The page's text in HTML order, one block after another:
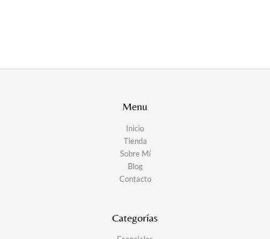
Menu
Inicio
Tienda
Sobre Mí
Blog
Contacto
Categorías